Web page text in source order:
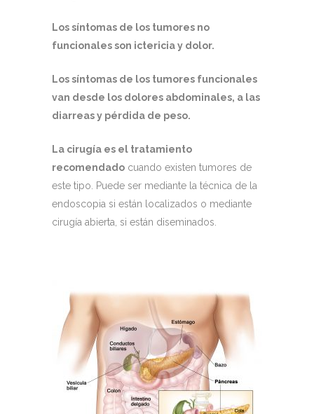
Los síntomas de los tumores no
funcionales son ictericia y dolor.
Los síntomas de los tumores funcionales
van desde los dolores abdominales, a las
diarreas y pérdida de peso.
La cirugía es el tratamiento
recomendado cuando existen tumores de
este tipo. Puede ser mediante la técnica de la
endoscopia si están localizados o mediante
cirugía abierta, si están diseminados.